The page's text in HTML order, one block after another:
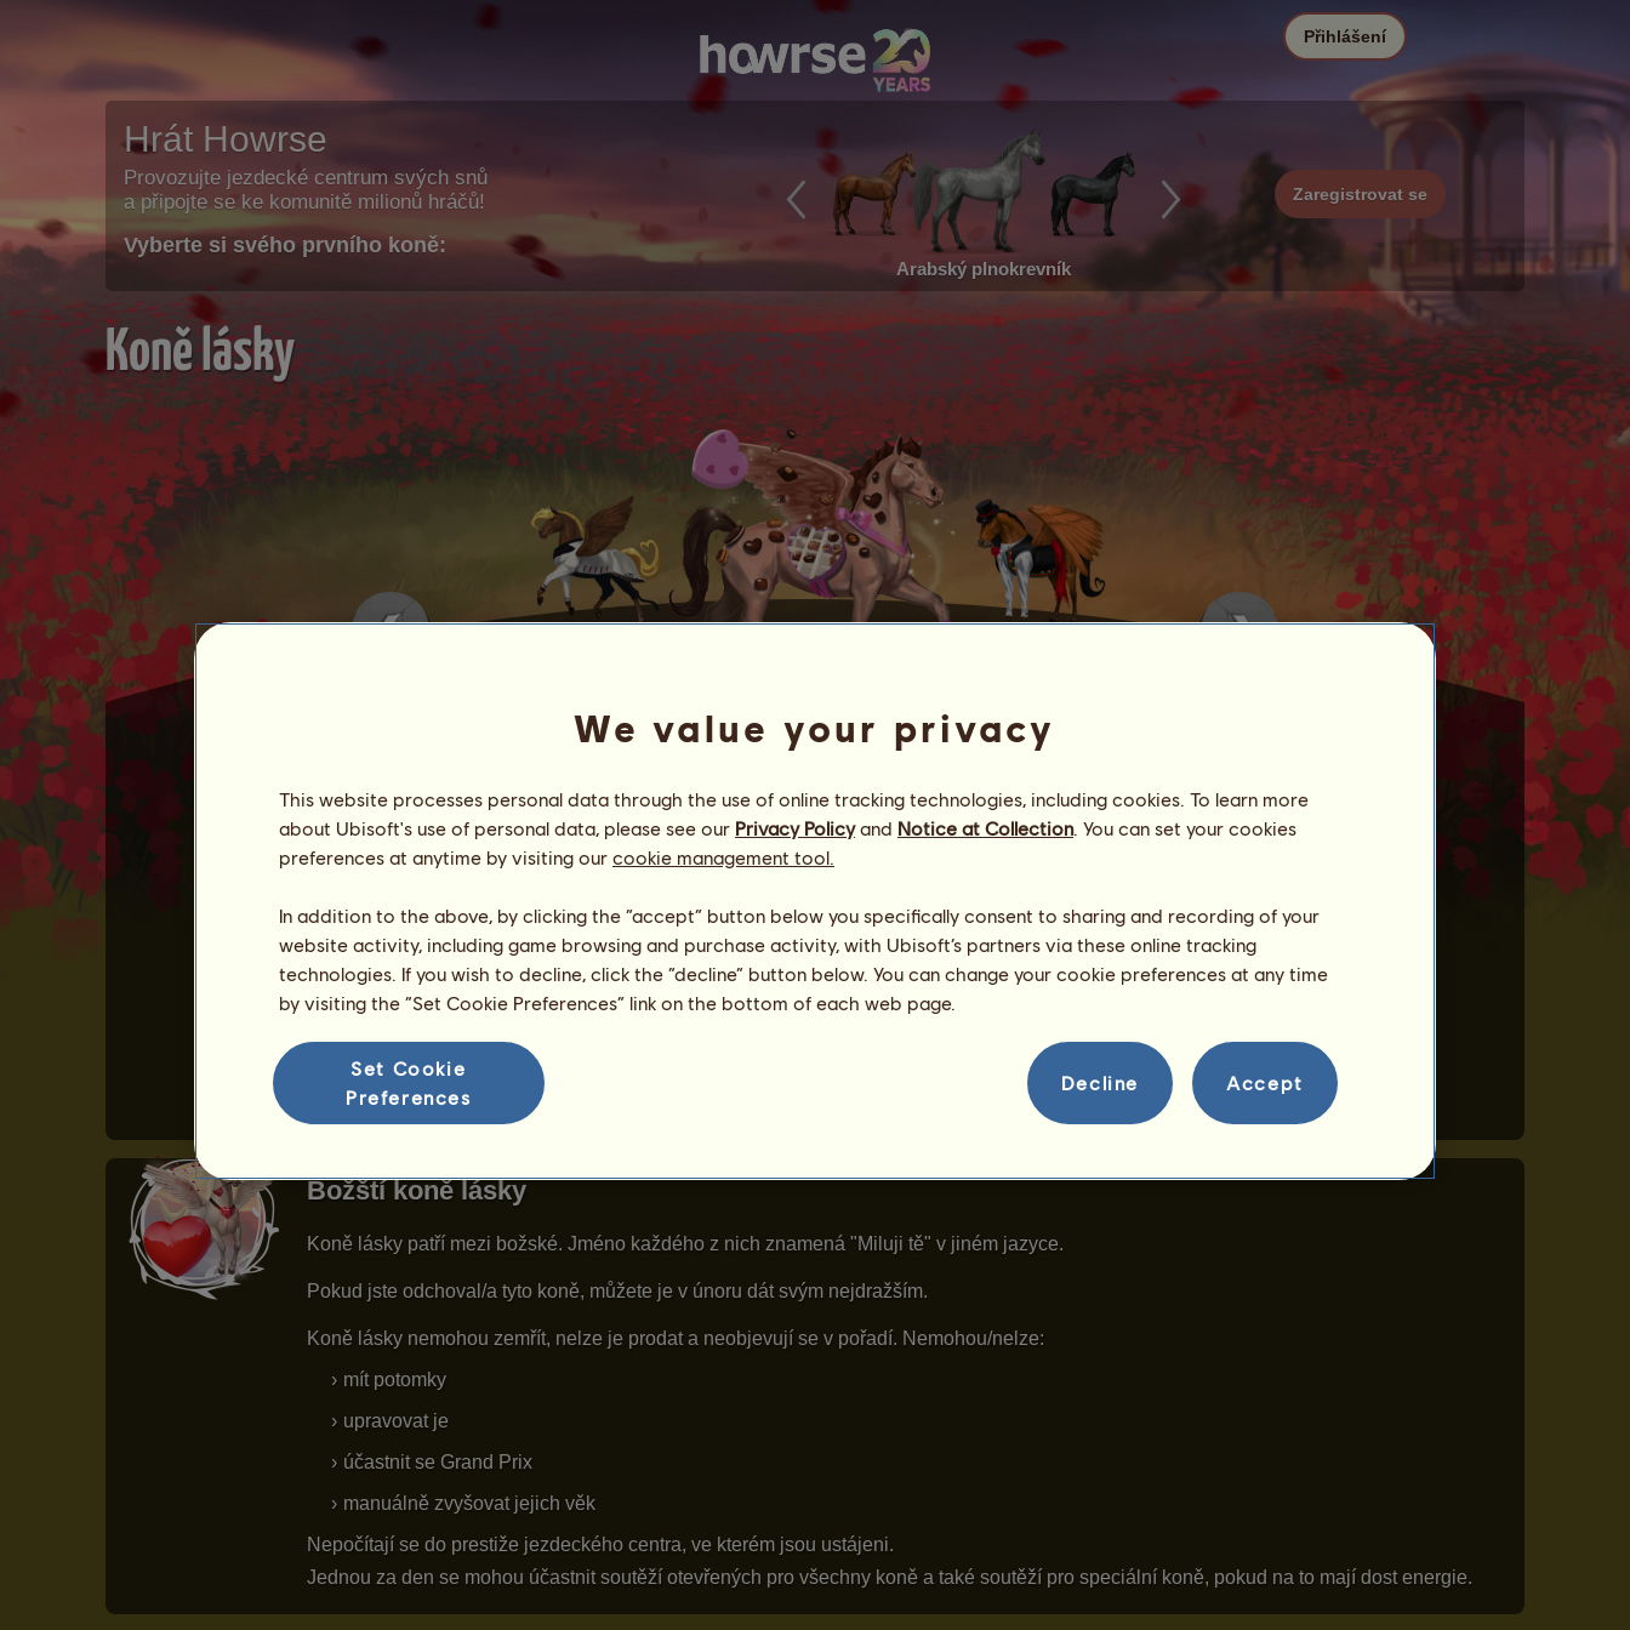
Hrát Howrse
Provozujte jezdecké centrum svých snů
a připojte se ke komunitě milionů hráčů!
Vyberte si svého prvního koně:
Arabský plnokrevník
Zaregistrovat se
Přihlášení
Koně lásky
愛してる
愛してるje božský kůň, který je patronem lásky.
V měsíci únoru můžete dát愛してるjednomu z vašich přátel, pokud jste ho odchovali.
Koně 愛してる není možné prodat.
Jeho dovednosti můžete zlepšovatpoužitím pasů.
Podívejte se na seznam všech, kteří vlastní 愛してる
Božští koně lásky
Koně lásky patří mezi božské. Jméno každého z nich znamená "Miluji tě" v jiném jazyce.
Pokud jste odchoval/a tyto koně, můžete je v únoru dát svým nejdražším.
Koně lásky nemohou zemřít, nelze je prodat a neobjevují se v pořadí. Nemohou/nelze:
mít potomky
upravovat je
účastnit se Grand Prix
manuálně zvyšovat jejich věk
Nepočítají se do prestiže jezdeckého centra, ve kterém jsou ustájeni.
Jednou za den se mohou účastnit soutěží otevřených pro všechny koně a také soutěží pro speciální koně, pokud na to mají dost energie.
We value your privacy
This website processes personal data through the use of online tracking technologies, including cookies. To learn more
about Ubisoft's use of personal data, please see our Privacy Policyand Notice at Collection. You can set your cookies
preferences at anytime by visiting our cookie management tool.
In addition to the above, by clicking the “accept” button below you specifically consent to sharing and recording of your
website activity, including game browsing and purchase activity, with Ubisoft’s partners via these online tracking
technologies. If you wish to decline, click the “decline” button below. You can change your cookie preferences at any time
by visiting the “Set Cookie Preferences” link on the bottom of each web page.
Set Cookie
Preferences
Decline Accept